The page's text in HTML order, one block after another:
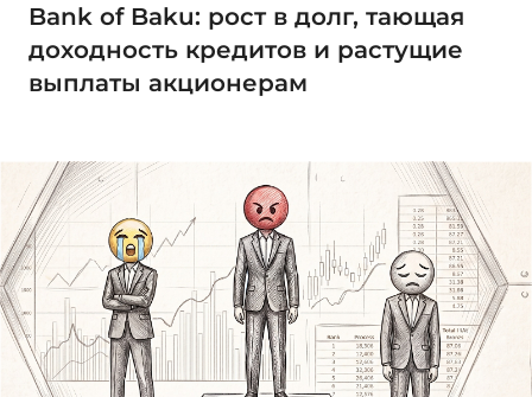
Bank of Baku: рост в долг, тающая
доходность кредитов и растущие
выплаты акционерам